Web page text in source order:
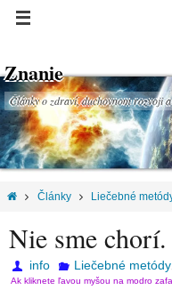
Znanie
Články o zdraví, duchovnom rozvoji
Články Liečebné
Nie sme
info Liečebné metódy,
Ak kliknete ľavou myšou na modro